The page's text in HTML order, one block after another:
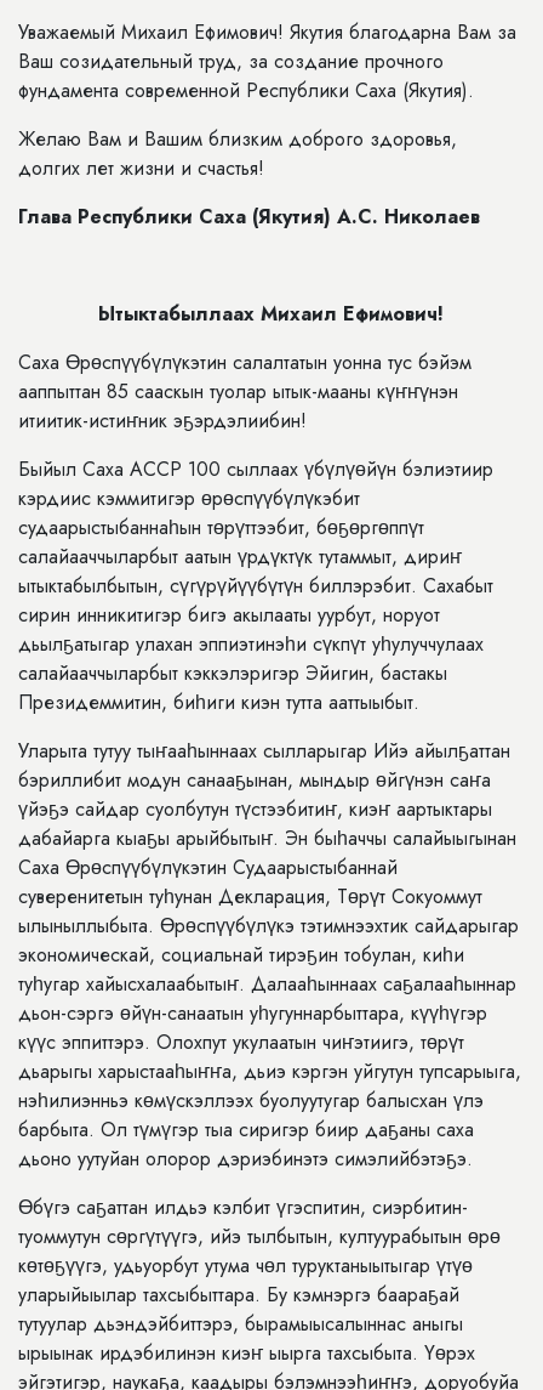
Уважаемый Михаил Ефимович! Якутия благодарна Вам за
Ваш созидательный труд, за создание прочного
фундамента современной Республики Саха (Якутия).
Желаю Вам и Вашим близким доброго здоровья,
долгих лет жизни и счастья!
Глава Республики Саха (Якутия) А.С. Николаев
Ытыктабыллаах Михаил Ефимович!
Саха Өрөспүүбүлүкэтин салалтатын уонна тус бэйэм
ааппыттан 85 сааскын туолар ытык-мааны күҥҥүнэн
итиитик-истиҥник эҕэрдэлиибин!
Быйыл Саха АССР 100 сыллаах үбүлүөйүн бэлиэтиир
кэрдиис кэммитигэр өрөспүүбүлүкэбит
судаарыстыбаннаһын төрүттээбит, бөҕөргөппүт
салайааччыларбыт аатын үрдүктүк тутаммыт, дириҥ
ытыктабылбытын, сүгүрүйүүбүтүн биллэрэбит. Сахабыт
сирин инникитигэр бигэ акылааты уурбут, норуот
дьылҕатыгар улахан эппиэтинэһи сүкпүт уһулуччулаах
салайааччыларбыт кэккэлэригэр Эйигин, бастакы
Президеммитин, биһиги киэн тутта ааттыыбыт.
Уларыта тутуу тыҥааһыннаах сылларыгар Ийэ айылҕаттан
бэриллибит модун санааҕынан, мындыр өйгүнэн саҥа
үйэҕэ сайдар суолбутун түстээбитиҥ, киэҥ аартыктары
дабайарга кыаҕы арыйбытыҥ. Эн быһаччы салайыыгынан
Саха Өрөспүүбүлүкэтин Судаарыстыбаннай
суверенитетын туһунан Декларация, Төрүт Сокуоммут
ылыныллыбыта. Өрөспүүбүлүкэ тэтимнээхтик сайдарыгар
экономическай, социальнай тирэҕин тобулан, киһи
туһугар хайысхалаабытыҥ. Далааһыннаах саҕалааһыннар
дьон-сэргэ өйүн-санаатын уһугуннарбыттара, күүһүгэр
күүс эппиттэрэ. Олохпут укулаатын чиҥэтиигэ, төрүт
дьарыгы харыстааһыҥҥа, дьиэ кэргэн уйгутун тупсарыыга,
нэһилиэнньэ көмүскэллээх буолуутугар балысхан үлэ
барбыта. Ол түмүгэр тыа сиригэр биир даҕаны саха
дьоно уутуйан олорор дэриэбинэтэ симэлийбэтэҕэ.
Өбүгэ саҕаттан илдьэ кэлбит үгэспитин, сиэрбитин-
туоммутун сөргүтүүгэ, ийэ тылбытын, култуурабытын өрө
көтөҕүүгэ, удьуорбут утума чөл туруктаныытыгар үтүө
уларыйыылар тахсыбыттара. Бу кэмнэргэ баараҕай
тутуулар дьэндэйбиттэрэ, бырамыысалыннас аныгы
ырыынак ирдэбилинэн киэҥ ыырга тахсыбыта. Үөрэх
эйгэтигэр, наукаҕа, каадыры бэлэмнээһиҥҥэ, доруобуйа